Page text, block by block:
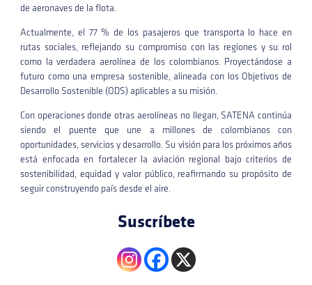
de aeronaves de la flota.
Actualmente, el 77 % de los pasajeros que transporta lo hace en
rutas sociales, reflejando su compromiso con las regiones y su rol
como la verdadera aerolínea de los colombianos. Proyectándose a
futuro como una empresa sostenible, alineada con los Objetivos de
Desarrollo Sostenible (ODS) aplicables a su misión.
Con operaciones donde otras aerolíneas no llegan, SATENA continúa
siendo el puente que une a millones de colombianos con
oportunidades, servicios y desarrollo. Su visión para los próximos años
está enfocada en fortalecer la aviación regional bajo criterios de
sostenibilidad, equidad y valor público, reafirmando su propósito de
seguir construyendo país desde el aire.
Suscríbete